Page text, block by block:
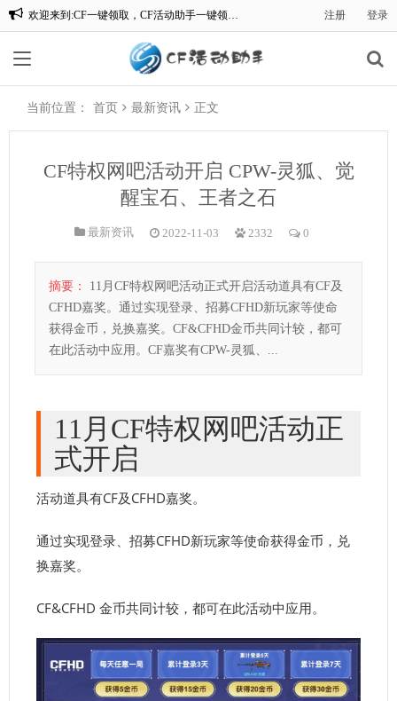
注册 登录
当前位置： 首页 最新资讯 正文
CF特权网吧活动开启 CPW-灵狐、觉
醒宝石、王者之石
最新资讯 2022-11-03 2332 0
摘要：
11月CF特权网吧活动正式开启活动道具有CF及
CFHD嘉奖。通过实现登录、招募CFHD新玩家等使命
获得金币，兑换嘉奖。CF&CFHD金币共同计较，都可
在此活动中应用。CF嘉奖有CPW-灵狐、...
11月CF特权网吧活动正
式开启
活动道具有CF及CFHD嘉奖。
通过实现登录、招募CFHD新玩家等使命获得金币，兑
换嘉奖。
CF&CFHD 金币共同计较，都可在此活动中应用。